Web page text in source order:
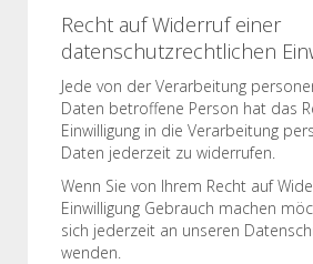
Recht auf Widerruf einer
datenschutzrechtlichen
Jede von der Verarbeitung
Daten betroffene Person hat das
Einwilligung in die Verarbeitung
Daten jederzeit zu widerrufen.
Wenn Sie von Ihrem Recht auf
Einwilligung Gebrauch machen
sich jederzeit an unseren
wenden.